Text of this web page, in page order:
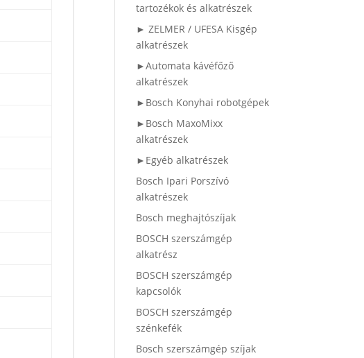
tartozékok és alkatrészek
► ZELMER / UFESA Kisgép
alkatrészek
►Automata kávéfőző
alkatrészek
►Bosch Konyhai robotgépek
►Bosch MaxoMixx
alkatrészek
►Egyéb alkatrészek
Bosch Ipari Porszívó
alkatrészek
Bosch meghajtószíjak
BOSCH szerszámgép
alkatrész
BOSCH szerszámgép
kapcsolók
BOSCH szerszámgép
szénkefék
Bosch szerszámgép szíjak